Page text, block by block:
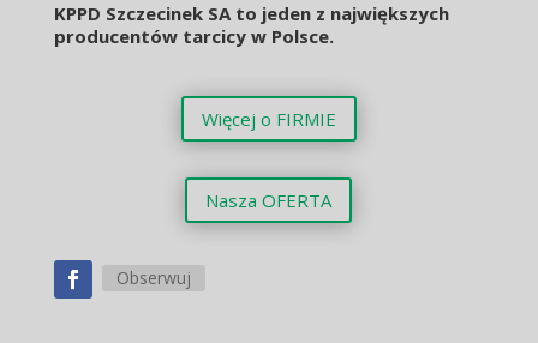
KPPD Szczecinek SA to jeden z największych
producentów tarcicy w Polsce.
Więcej o FIRMIE
Nasza OFERTA
Obserwuj